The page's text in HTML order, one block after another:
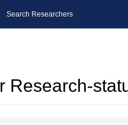
Search Researchers
Research-